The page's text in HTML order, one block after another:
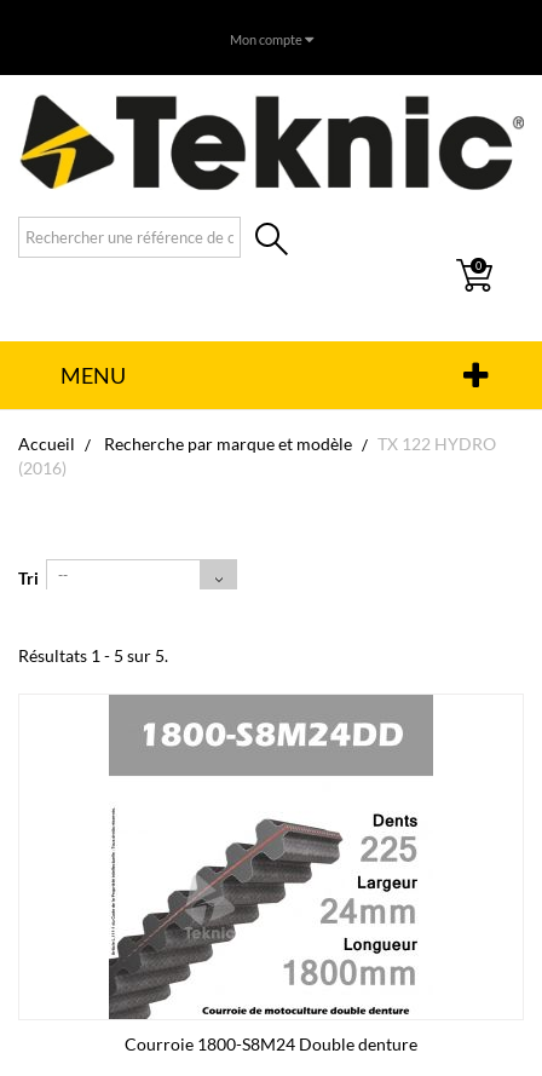
Mon compte
0
MENU
Accueil Recherche par marque et modèle
TX 122 HYDRO
(2016)
Tri --
Résultats 1 - 5 sur 5.
Courroie 1800-S8M24 Double denture